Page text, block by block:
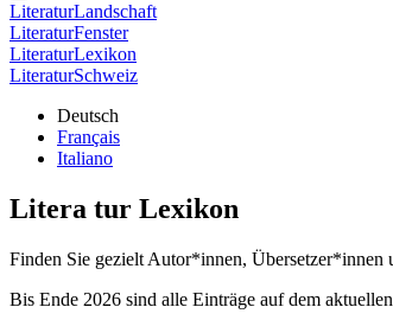
LiteraturLandschaft
LiteraturFenster
LiteraturLexikon
LiteraturSchweiz
Deutsch
Français
Italiano
Litera tur Lexikon
Finden Sie gezielt Autor*innen, Übersetzer*innen
Bis Ende 2026 sind alle Einträge auf dem